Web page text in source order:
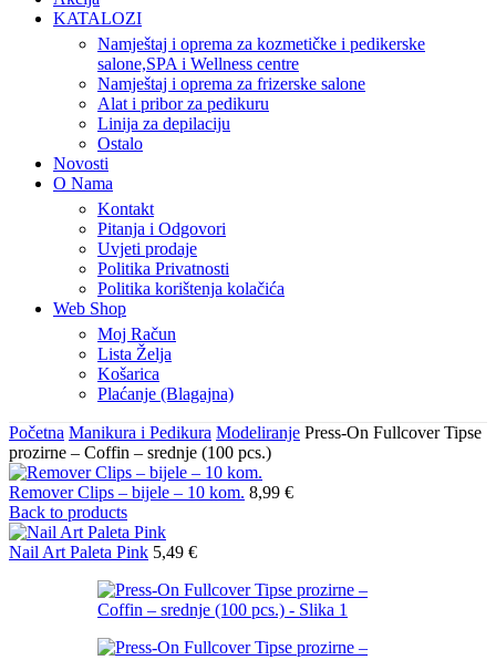
KATALOZI
Namještaj i oprema za kozmetičke i pedikerske
salone,SPA i Wellness centre
Namještaj i oprema za frizerske salone
Alat i pribor za pedikuru
Linija za depilaciju
Ostalo
Novosti
O Nama
Kontakt
Pitanja i Odgovori
Uvjeti prodaje
Politika Privatnosti
Politika korištenja kolačića
Web Shop
Moj Račun
Lista Želja
Košarica
Plaćanje (Blagajna)
Početna Manikura i Pedikura Modeliranje Press-On Fullcover Tipse
prozirne – Coffin – srednje (100 pcs.)
Remover Clips – bijele – 10 kom. 8,99 €
Back to products
Nail Art Paleta Pink 5,49 €